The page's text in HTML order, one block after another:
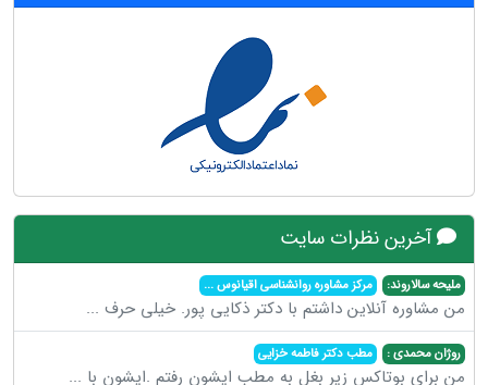
آخرین نظرات سایت
ملیحه سالاروند: مرکز مشاوره روانشناسی اقیانوس...
من مشاوره آنلاین داشتم با دکتر ذکایی پور. خیلی حرف ...
روژان محمدی : مطب دکتر فاطمه خزایی
من برای بوتاکس زیر بغل به مطب ایشون رفتم .ایشون با ...